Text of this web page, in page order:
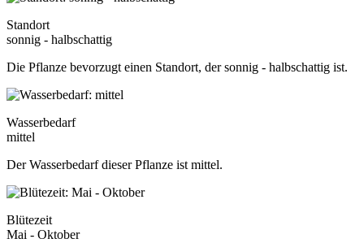
Standort
sonnig - halbschattig
Die Pflanze bevorzugt einen Standort, der sonnig - halbschattig ist.
Wasserbedarf
mittel
Der Wasserbedarf dieser Pflanze ist mittel.
Blütezeit
Mai - Oktober